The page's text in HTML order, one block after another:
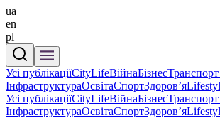
ua
en
pl
Усі публікаціїCityLifeВійнаБізнесТранспорт
ІнфраструктураОсвітаСпортЗдоровʼя
Усі публікаціїCityLifeВійнаБізнесТранспорт
ІнфраструктураОсвітаСпортЗдоровʼя